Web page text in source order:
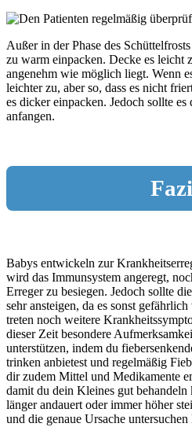
Außer in der Phase des
zu warm einpacken. Decke es leicht
angenehm wie möglich liegt. Wenn
leichter zu, aber so, dass es nicht
es dicker einpacken. Jedoch sollte
anfangen.
Babys entwickeln zur
wird das Immunsystem angeregt,
Erreger zu besiegen. Jedoch sollte
sehr ansteigen, da es sonst
treten noch weitere
dieser Zeit besondere
unterstützen, indem du
trinken anbietest und regelmäßig
dir zudem Mittel und Medikamente
damit du dein Kleines gut behandeln
länger andauert oder immer höher
und die genaue Ursache untersuchen